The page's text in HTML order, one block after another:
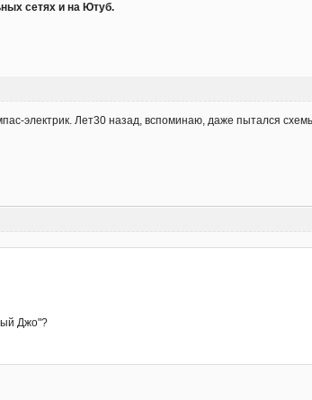
сетях и на Ютуб.
электрик. Лет30 назад, вспоминаю, даже пытался
Джо"?